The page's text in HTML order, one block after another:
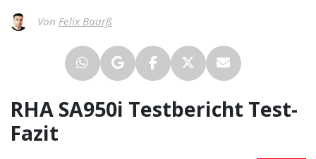
Von Felix Baarß
RHA SA950i Testbericht Test-
Fazit